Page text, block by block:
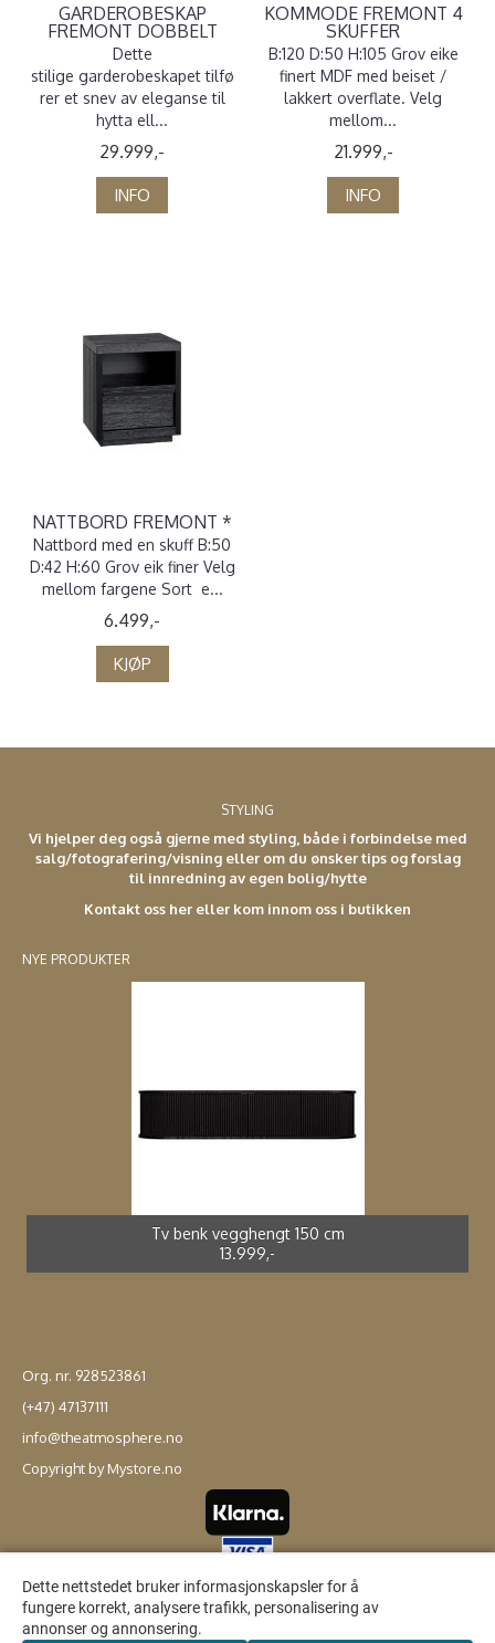
GARDEROBESKAP
FREMONT DOBBELT
Dette
stilige garderobeskapet tilfø
rer et snev av eleganse til
hytta ell...
29.999,-
INFO
KOMMODE FREMONT 4
SKUFFER
B:120 D:50 H:105 Grov eike
finert MDF med beiset /
lakkert overflate. Velg
mellom...
21.999,-
INFO
NATTBORD FREMONT *
Nattbord med en skuff B:50
D:42 H:60 Grov eik finer Velg
mellom fargene Sort e...
6.499,-
KJØP
STYLING
Vi hjelper deg også gjerne med styling, både i forbindelse med
salg/fotografering/visning eller om du ønsker tips og forslag
til innredning av egen bolig/hytte
Kontakt oss her eller kom innom oss i butikken
NYE PRODUKTER
Tv benk vegghengt 150 cm
13.999,-
Org. nr. 928523861
(+47) 47137111
info@theatmosphere.no
Copyright by Mystore.no
Dette nettstedet bruker informasjonskapsler for å
fungere korrekt, analysere trafikk, personalisering av
annonser og annonsering.
Dette nettstedet bruker informasjonskapsler for å
fungere korrekt, analysere trafikk, personalisering av
annonser og annonsering.